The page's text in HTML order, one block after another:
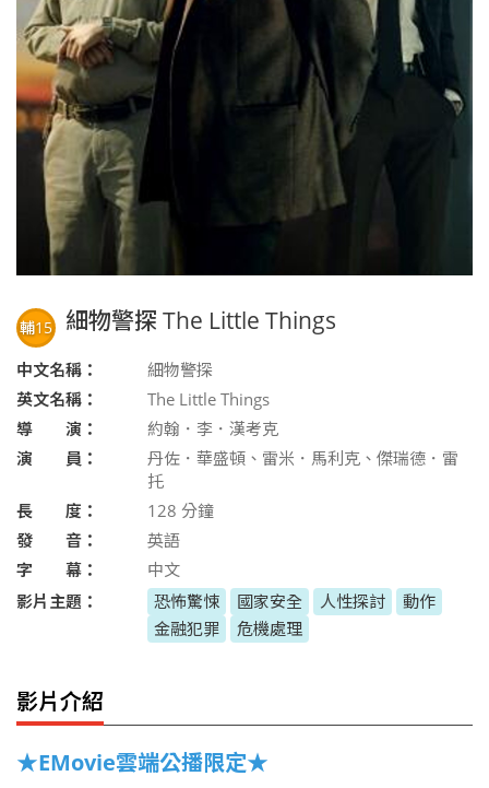
輔15 細物警探 The Little Things
中文名稱：
細物警探
英文名稱：
The Little Things
導 演：
約翰．李．漢考克
演 員：
丹佐．華盛頓、雷米．馬利克、傑瑞德．雷
托
長 度：
128 分鐘
發 音：
英語
字 幕：
中文
影片主題：
恐怖驚悚 國家安全 人性探討
動作
金融犯罪
危機處理
影片介紹
★EMovie雲端公播限定★